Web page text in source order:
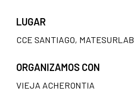
LUGAR
CCE SANTIAGO, MATESURLAB
ORGANIZAMOS CON
VIEJA ACHERONTIA